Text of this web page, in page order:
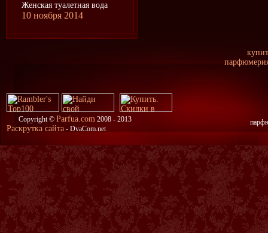
Женская туалетная вода
10 ноября 2014
Copyright © Parfua.com 2008 - 2013
Раскрутка сайта - DvaCom.net